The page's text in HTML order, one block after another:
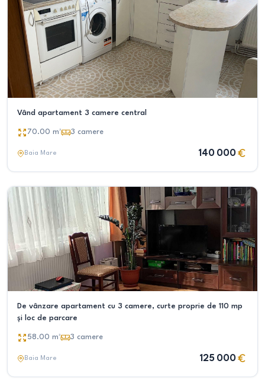
Vând apartament 3 camere central
70.00 m² 3 camere
Baia Mare 140 000
De vânzare apartament cu 3 camere, curte proprie de 110 mp
și loc de parcare
58.00 m² 3 camere
Baia Mare 125 000